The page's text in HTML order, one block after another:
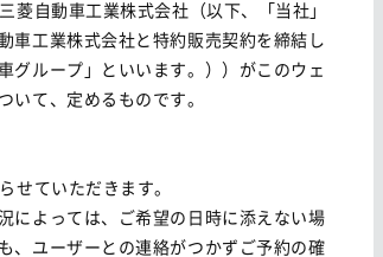
菱自動車工業株式会社（以下、「当社」
車工業株式会社と特約販売契約を締結し
グループ」といいます。））がこのウェ
いて、定めるものです。
せていただきます。
によっては、ご希望の日時に添えない場
、ユーザーとの連絡がつかずご予約の確